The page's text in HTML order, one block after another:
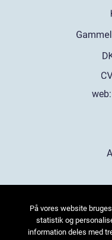
web:
På vores website
statistik og
information deles med